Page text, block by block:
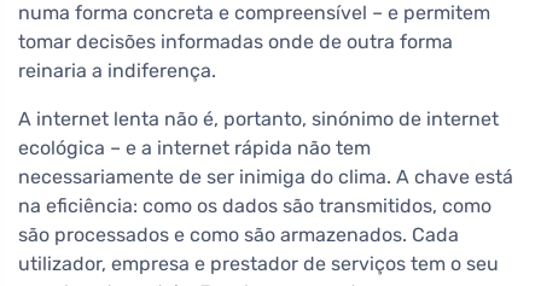
numa forma concreta e compreensível – e permitem
tomar decisões informadas onde de outra forma
reinaria a indiferença.
A internet lenta não é, portanto, sinónimo de internet
ecológica – e a internet rápida não tem
necessariamente de ser inimiga do clima. A chave está
na eficiência: como os dados são transmitidos, como
são processados e como são armazenados. Cada
utilizador, empresa e prestador de serviços tem o seu